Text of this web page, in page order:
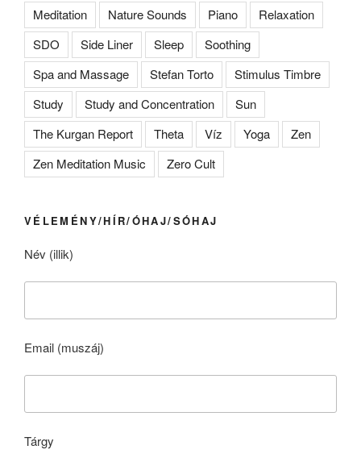
Meditation Nature Sounds Piano
Relaxation
SDO
Side Liner Sleep
Soothing
Spa and Massage
Stefan Torto
Stimulus Timbre
Study
Study and Concentration
Sun
The Kurgan Report
Theta Víz Yoga
Zen
Zen Meditation Music
Zero Cult
VÉLEMÉNY/HÍR/ÓHAJ/SÓHAJ
Név (illik)
Email (muszáj)
Tárgy